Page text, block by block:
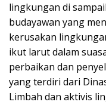
lingkungan di
budayawan yang
kerusakan
ikut larut dalam
perbaikan dan
yang terdiri dari
Limbah dan aktivis